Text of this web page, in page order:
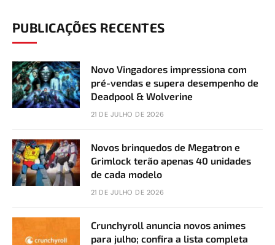
PUBLICAÇÕES RECENTES
Novo Vingadores impressiona com
pré-vendas e supera desempenho de
Deadpool & Wolverine
21 DE JULHO DE 2026
Novos brinquedos de Megatron e
Grimlock terão apenas 40 unidades
de cada modelo
21 DE JULHO DE 2026
Crunchyroll anuncia novos animes
para julho; confira a lista completa